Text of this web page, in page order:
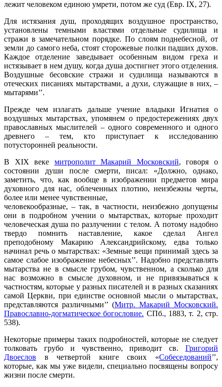
лежит человеком единою умрети, потом же суд (Евр. IX, 27).
Для истязания душ, проходящих воздушное пространство,
установлены темными властями отдельные судилища и
стражи в замечательном порядке. По слоям поднебесной, от
земли до самого неба, стоят сторожевые полки падших духов.
Каждое отделение заведывает особенным видом греха и
истязывает в нем душу, когда душа достигнет этого отделения.
Воздушные бесовские стражи и судилища называются в
отеческих писаниях мытарствами, а духи, служащие в них, –
мытарями’’.
Прежде чем излагать дальше учение владыки Игнатия о
воздушных мытарствах, упомянем о предостережениях двух
православных мыслителей – одного современного и одного
древнего – тем, кто приступает к исследованию
потусторонней реальности.
В ХIХ веке митрополит Макарий Московский, говоря о
состоянии души после смерти, писал: «Должно, однако,
заметить, что, как вообще в изображении предметов мира
духовного для нас, облеченных плотию, неизбежны черты,
более или менее чувственные,
человекообразные, – так, в частности, неизбежно допущены
они в подробном учении о мытарствах, которые проходит
человеческая душа по разлучении с телом. А потому надобно
твердо помнить наставление, какое сделал Ангел
преподобному Макарию Александрийскому, едва только
начинал речь о мытарствах: «Земные вещи принимай здесь за
самое слабое изображение небесных’’. Надобно представлять
мытарства не в смысле грубом, чувственном, а сколько для
нас возможно в смысле духовном, и не привязываться к
частностям, которые у разных писателей и в разных сказаниях
самой Церкви, при единстве основной мысли о мытарствах,
представляются различными’’ (Митр. Макарий Московский.
Православно-догматическое богословие. СПб., 1883, т. 2, стр.
538).
Некоторые примеры таких подробностей, которые не следует
толковать грубо и чувственно, приводит св. Григорий
Двоеслов в четвертой книге своих «Собеседований’’,
которые, как мы уже видели, специально посвящены вопросу
жизни после смерти.